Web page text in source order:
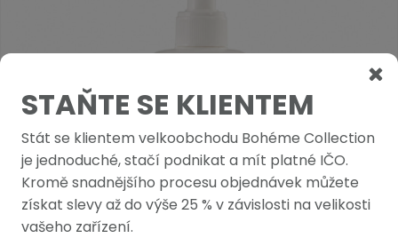
STAŇTE SE KLIENTEM
Stát se klientem velkoobchodu Bohéme Collection
je jednoduché, stačí podnikat a mít platné IČO.
Kromě snadnějšího procesu objednávek můžete
získat slevy až do výše 25 % v závislosti na velikosti
vašeho zařízení.